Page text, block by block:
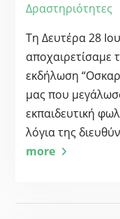
Δραστηριότητες
Τη Δευτέρα 28
αποχαιρετίσαμε
εκδήλωση
μας που
εκπαιδευτική
λόγια της
more